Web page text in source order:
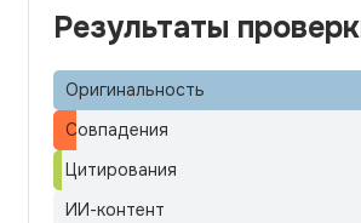
Результаты
Оригинальность
Совпадения
Цитирования
ИИ-контент